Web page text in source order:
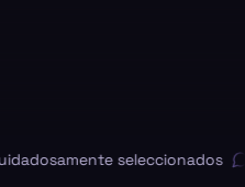
seleccionados